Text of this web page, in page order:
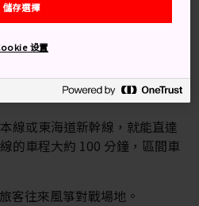
線的濱松站出發，即可抵達濱
線或東海道新幹線，就能直達
的車程大約 100 分鐘，區間車
客往來風箏對戰場地。
儲存選擇
设置